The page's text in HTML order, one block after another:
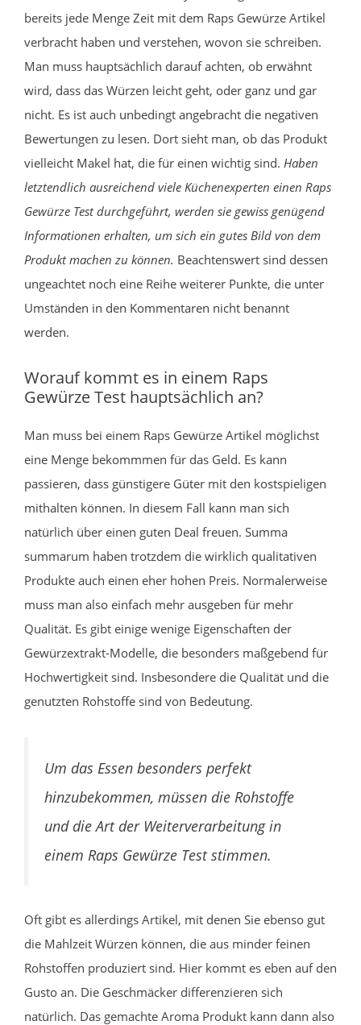
bereits jede Menge Zeit mit dem Raps Gewürze Artikel
verbracht haben und verstehen, wovon sie schreiben.
Man muss hauptsächlich darauf achten, ob erwähnt
wird, dass das Würzen leicht geht, oder ganz und gar
nicht. Es ist auch unbedingt angebracht die negativen
Bewertungen zu lesen. Dort sieht man, ob das Produkt
vielleicht Makel hat, die für einen wichtig sind. Haben
letztendlich ausreichend viele Küchenexperten einen Raps
Gewürze Test durchgeführt, werden sie gewiss genügend
Informationen erhalten, um sich ein gutes Bild von dem
Produkt machen zu können. Beachtenswert sind dessen
ungeachtet noch eine Reihe weiterer Punkte, die unter
Umständen in den Kommentaren nicht benannt
werden.
Worauf kommt es in einem Raps
Gewürze Test hauptsächlich an?
Man muss bei einem Raps Gewürze Artikel möglichst
eine Menge bekommmen für das Geld. Es kann
passieren, dass günstigere Güter mit den kostspieligen
mithalten können. In diesem Fall kann man sich
natürlich über einen guten Deal freuen. Summa
summarum haben trotzdem die wirklich qualitativen
Produkte auch einen eher hohen Preis. Normalerweise
muss man also einfach mehr ausgeben für mehr
Qualität. Es gibt einige wenige Eigenschaften der
Gewürzextrakt-Modelle, die besonders maßgebend für
Hochwertigkeit sind. Insbesondere die Qualität und die
genutzten Rohstoffe sind von Bedeutung.
Um das Essen besonders perfekt
hinzubekommen, müssen die Rohstoffe
und die Art der Weiterverarbeitung in
einem Raps Gewürze Test stimmen.
Oft gibt es allerdings Artikel, mit denen Sie ebenso gut
die Mahlzeit Würzen können, die aus minder feinen
Rohstoffen produziert sind. Hier kommt es eben auf den
Gusto an. Die Geschmäcker differenzieren sich
natürlich. Das gemachte Aroma Produkt kann dann also